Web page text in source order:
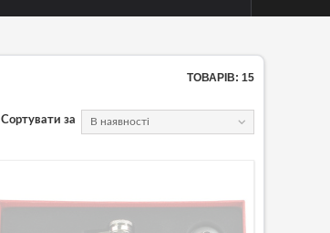
ТОВАРІВ: 15
Сортувати за В наявності